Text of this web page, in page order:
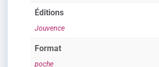
Éditions
Jouvence
Format
poche